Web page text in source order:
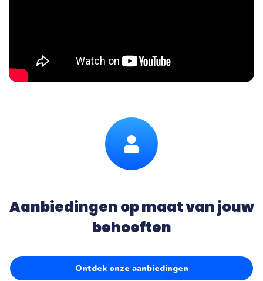
Aanbiedingen op maat van jouw
behoeften
Ontdek onze aanbiedingen